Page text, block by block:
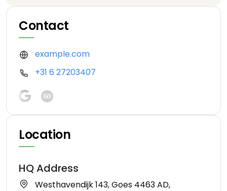
Contact
example.com
+31 6 27203407
Location
HQ Address
Westhavendijk 143, Goes 4463 AD,